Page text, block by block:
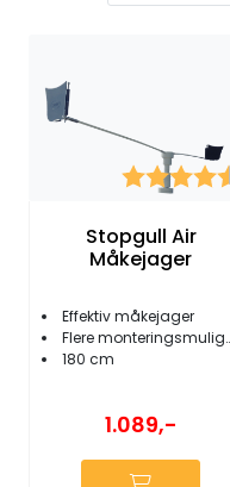
Karakter:
Stopgull Air
Måkejager
Effektiv måkejager
Flere monteringsmuligheter
180 cm
1.089,-
Seil
Kampanje